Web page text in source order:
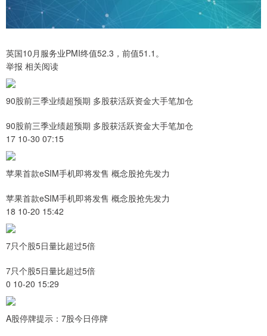
英国10月服务业PMI终值52.3，前值51.1。
举报 相关阅读
90股前三季业绩超预期 多股获活跃资金大手笔加仓
90股前三季业绩超预期 多股获活跃资金大手笔加仓
17 10-30 07:15
苹果首款eSIM手机即将发售 概念股抢先发力
苹果首款eSIM手机即将发售 概念股抢先发力
18 10-20 15:42
7只个股5日量比超过5倍
7只个股5日量比超过5倍
0 10-20 15:29
A股停牌提示：7股今日停牌